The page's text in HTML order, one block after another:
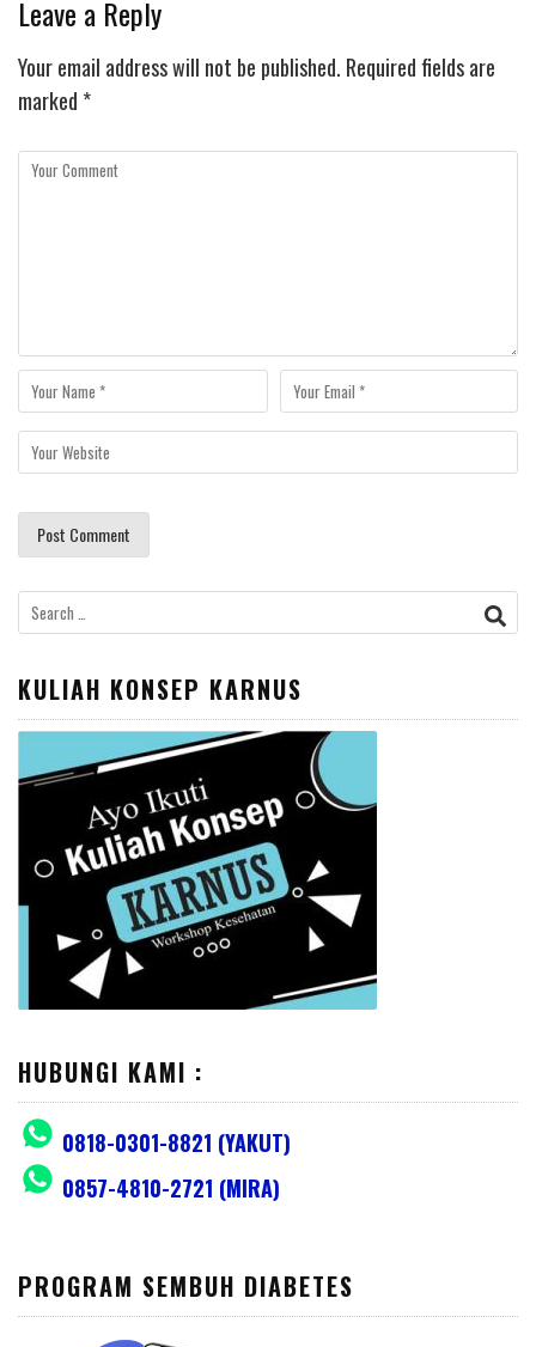
Leave a Reply
Your email address will not be published. Required fields are
marked *
Search
for:
KULIAH KONSEP KARNUS
HUBUNGI KAMI :
0818-0301-8821 (YAKUT)
0857-4810-2721 (MIRA)
PROGRAM SEMBUH DIABETES